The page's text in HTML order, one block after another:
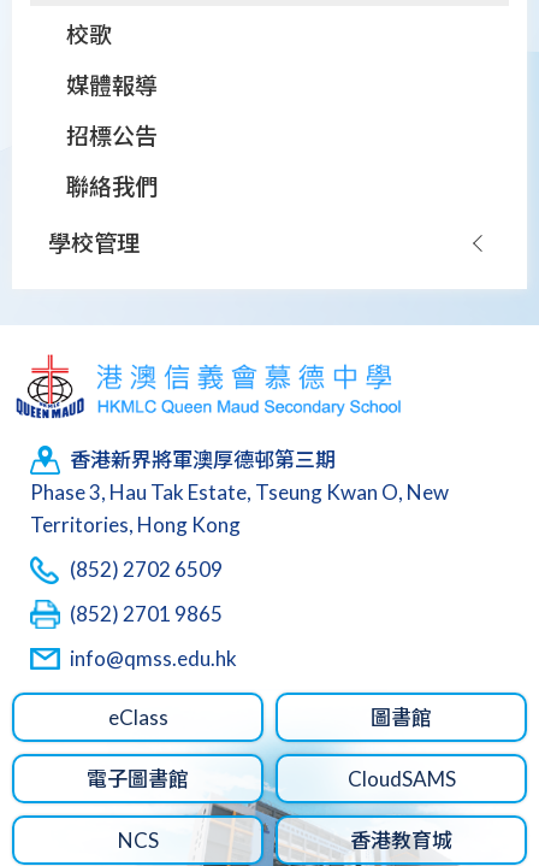
校歌
媒體報導
招標公告
聯絡我們
學校管理
香港新界將軍澳厚德邨第三期
Phase 3, Hau Tak Estate, Tseung Kwan O, New
Territories, Hong Kong
(852) 2702 6509
(852) 2701 9865
info@qmss.edu.hk
eClass 圖書館
電子圖書館 CloudSAMS
NCS 香港教育城